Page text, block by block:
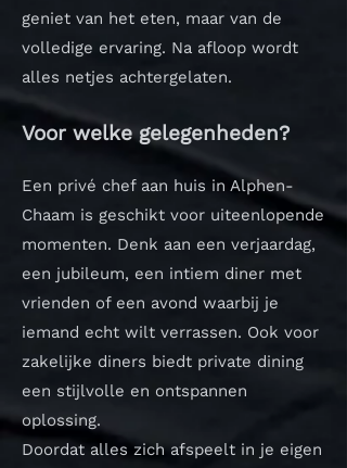
geniet van het eten, maar van de
volledige ervaring. Na afloop wordt
alles netjes achtergelaten.
Voor welke gelegenheden?
Een privé chef aan huis in Alphen-
Chaam is geschikt voor uiteenlopende
momenten. Denk aan een verjaardag,
een jubileum, een intiem diner met
vrienden of een avond waarbij je
iemand echt wilt verrassen. Ook voor
zakelijke diners biedt private dining
een stijlvolle en ontspannen
oplossing.
Doordat alles zich afspeelt in je eigen